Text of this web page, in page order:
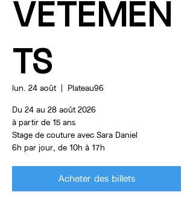
VÊTEMEN
TS
lun. 24 août
  |
Plateau96
Du 24 au 28 août 2026
à partir de 15 ans
Stage de couture avec Sara Daniel
6h par jour, de 10h à 17h
Acheter des billets